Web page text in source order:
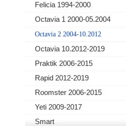
Felicia 1994-2000
Octavia 1 2000-05.2004
Octavia 2 2004-10.2012
Octavia 10.2012-2019
Praktik 2006-2015
Rapid 2012-2019
Roomster 2006-2015
Yeti 2009-2017
Smart